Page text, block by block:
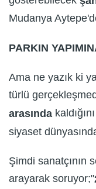
Mudanya
PARKIN
Ama ne yazık ki
türlü
arasında
siyaset
Şimdi sanatçının
arayarak soruyor;"